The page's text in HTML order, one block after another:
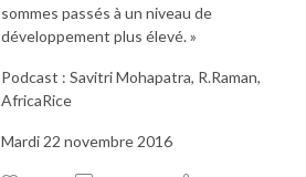
sommes passés à un niveau de
développement plus élevé. »
Podcast : Savitri Mohapatra, R.Raman,
AfricaRice
Mardi 22 novembre 2016